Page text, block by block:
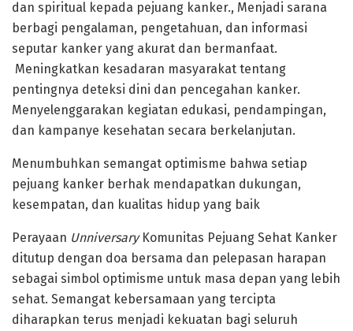
dan spiritual kepada pejuang kanker., Menjadi sarana
berbagi pengalaman, pengetahuan, dan informasi
seputar kanker yang akurat dan bermanfaat.
Meningkatkan kesadaran masyarakat tentang
pentingnya deteksi dini dan pencegahan kanker.
Menyelenggarakan kegiatan edukasi, pendampingan,
dan kampanye kesehatan secara berkelanjutan.
Menumbuhkan semangat optimisme bahwa setiap
pejuang kanker berhak mendapatkan dukungan,
kesempatan, dan kualitas hidup yang baik
Perayaan UnniversaryKomunitas Pejuang Sehat Kanker
ditutup dengan doa bersama dan pelepasan harapan
sebagai simbol optimisme untuk masa depan yang lebih
sehat. Semangat kebersamaan yang tercipta
diharapkan terus menjadi kekuatan bagi seluruh